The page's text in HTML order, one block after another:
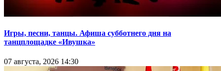
Игры, песни, танцы. Афиша субботнего дня на
танцплощадке «Ивушка»
07 августа, 2026 14:30